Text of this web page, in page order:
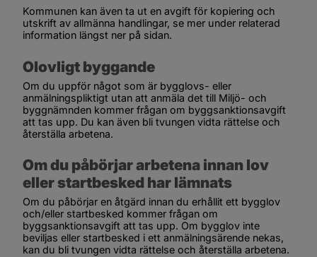
Kommunen kan även ta ut en avgift för kopiering och
utskrift av allmänna handlingar, se mer under relaterad
information längst ner på sidan.
Olovligt byggande
Om du uppför något som är bygglovs- eller
anmälningspliktigt utan att anmäla det till Miljö- och
byggnämnden kommer frågan om byggsanktionsavgift
att tas upp. Du kan även bli tvungen vidta rättelse och
återställa arbetena.
Om du påbörjar arbetena innan lov
eller startbesked har lämnats
Om du påbörjar en åtgärd innan du erhållit ett bygglov
och/eller startbesked kommer frågan om
byggsanktionsavgift att tas upp. Om bygglov inte
beviljas eller startbesked i ett anmälningsärende nekas,
kan du bli tvungen vidta rättelse och återställa arbetena.